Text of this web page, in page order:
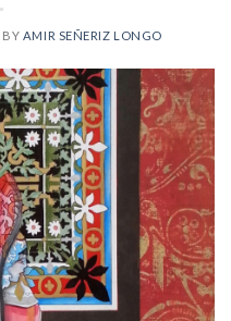
BY AMIR SEÑERIZ LONGO